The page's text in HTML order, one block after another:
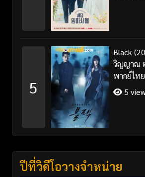
5
Black
วิญญาณ
พากย์ไทย
5
ปีที่วิดีโอวางจำหน่าย